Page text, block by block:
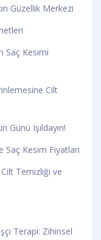
Güzellik Merkezi
Saç Kesimi
Cilt
Günü Işıldayın!
Saç Kesim Fiyatları
Temizliği ve
Terapi: Zihinsel